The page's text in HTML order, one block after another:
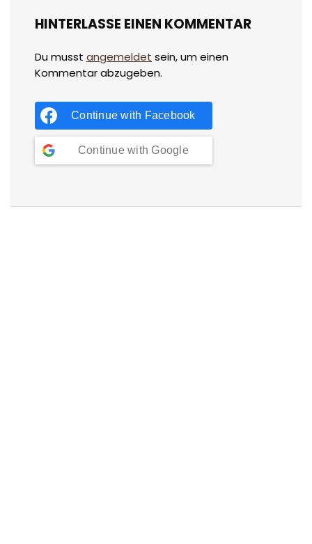
HINTERLASSE EINEN KOMMENTAR
Du musst angemeldet sein, um einen
Kommentar abzugeben.
Continue with Facebook
Continue with Google